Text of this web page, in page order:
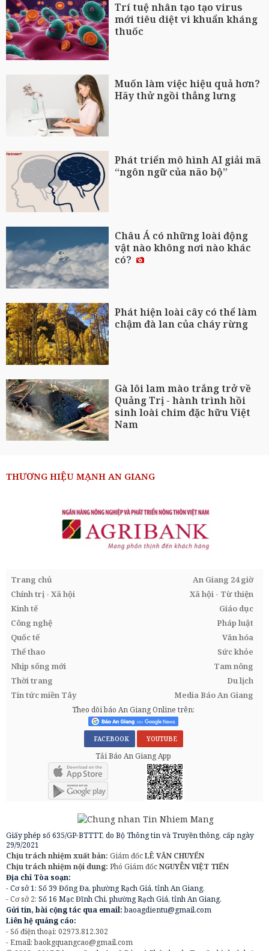
Trí tuệ nhân tạo tạo virus
mới tiêu diệt vi khuẩn kháng
thuốc
Muốn làm việc hiệu quả hơn?
Hãy thử ngồi thẳng lưng
Phát triển mô hình AI giải mã
“ngôn ngữ của não bộ”
Châu Á có những loài động
vật nào không nơi nào khác
có?
Phát hiện loài cây có thể làm
chậm đà lan của cháy rừng
Gà lôi lam mào trắng trở về
Quảng Trị - hành trình hồi
sinh loài chim đặc hữu Việt
Nam
THƯƠNG HIỆU MẠNH AN GIANG
Trang chủ
An Giang 24 giờ
Chính trị - Xã hội
Xã hội - Từ thiện
Kinh tế
Giáo dục
Công nghệ
Pháp luật
Quốc tế
Văn hóa
Thể thao
Sức khỏe
Nhịp sống mới
Tam nông
Thời trang
Du lịch
Tin tức miền Tây
Media Báo An Giang
Theo dõi báo An Giang Online trên:
FACEBOOK YOUTUBE
Tải Báo An Giang App
Giấy phép số 635/GP-BTTTT, do Bộ Thông tin và Truyền thông, cấp ngày
29/9/2021
Chịu trách nhiệm xuất bản: Giám đốcLÊ VĂN CHUYỂN
Chịu trách nhiệm nội dung: Phó Giám đốcNGUYỄN VIỆT TIẾN
Địa chỉ Tòa soạn:
- Cơ sở 1: Số 39 Đống Đa, phường Rạch Giá, tỉnh An Giang.
- Cơ sở 2: Số 16 Mạc Đĩnh Chi, phường Rạch Giá, tỉnh An Giang.
Gửi tin, bài cộng tác qua email:baoagdientu@gmail.com
Liên hệ quảng cáo:
- Số điện thoại: 02973.812.302
- Email:baokgquangcao@gmail.com